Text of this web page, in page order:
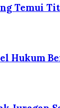
Hukum